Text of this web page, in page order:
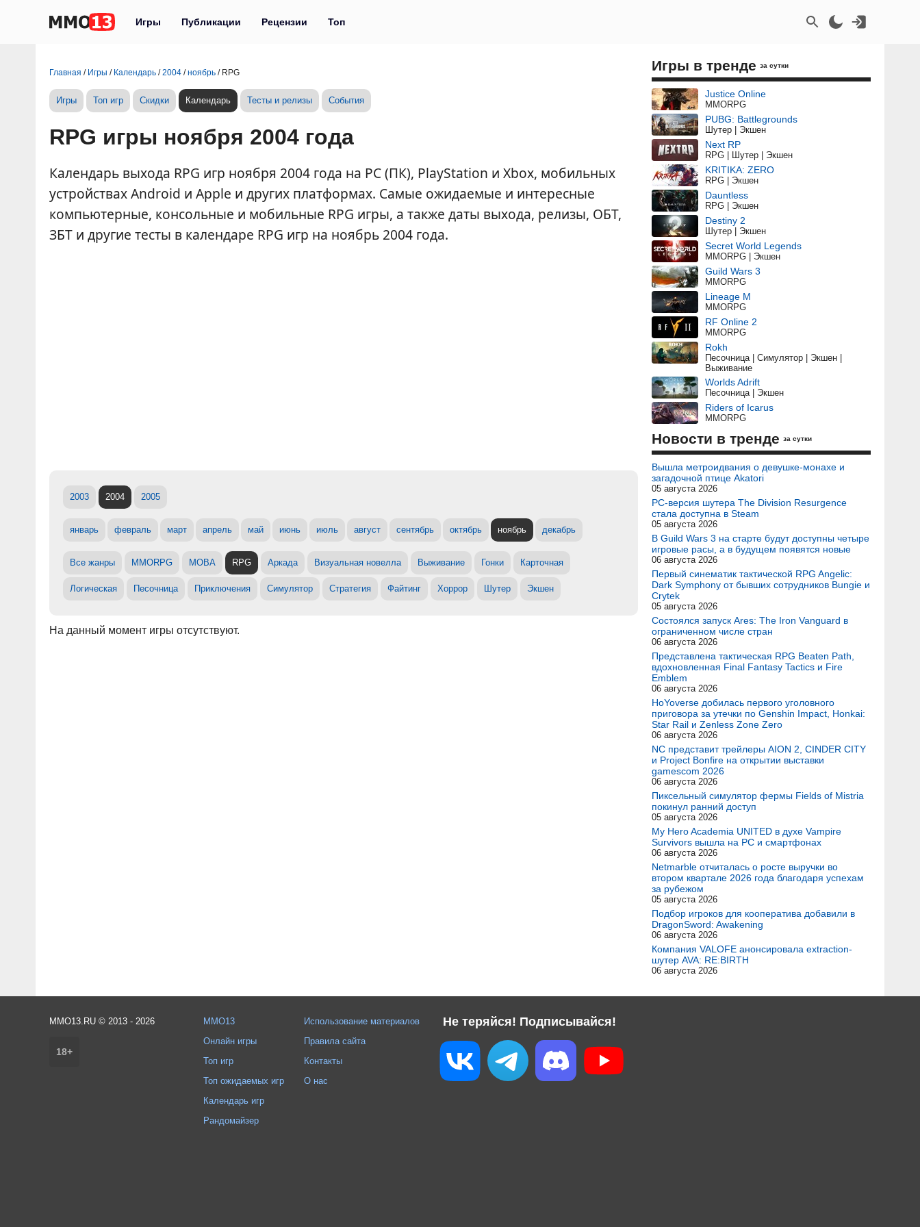
Игры Публикации Рецензии Топ
Главная / Игры / Календарь /2004 /ноябрь / RPG
Игры Топ игр Скидки Календарь Тесты и релизы События
RPG игры ноября 2004 года
Календарь выхода RPG игр ноября 2004 года на PC (ПК), PlayStation и Xbox, мобильных
устройствах Android и Apple и других платформах. Самые ожидаемые и интересные
компьютерные, консольные и мобильные RPG игры, а также даты выхода, релизы, ОБТ,
ЗБТ и другие тесты в календаре RPG игр на ноябрь 2004 года.
2003 2004 2005
январь февраль март апрель май июнь июль август сентябрь октябрь ноябрь декабрь
Все жанры MMORPG MOBA RPG Аркада Визуальная новелла Выживание Гонки Карточная
Логическая Песочница Приключения Симулятор Стратегия Файтинг Хоррор Шутер Экшен
На данный момент игры отсутствуют.
Игры в тренде за сутки
Justice Online
MMORPG
PUBG: Battlegrounds
Шутер | Экшен
Next RP
RPG | Шутер | Экшен
KRITIKA: ZERO
RPG | Экшен
Dauntless
RPG | Экшен
Destiny 2
Шутер | Экшен
Secret World Legends
MMORPG | Экшен
Guild Wars 3
MMORPG
Lineage M
MMORPG
RF Online 2
MMORPG
Rokh
Песочница | Симулятор | Экшен |
Выживание
Worlds Adrift
Песочница | Экшен
Riders of Icarus
MMORPG
Новости в тренде за сутки
Вышла метроидвания о девушке-монахе и
загадочной птице Akatori
05 августа 2026
PC-версия шутера The Division Resurgence
стала доступна в Steam
05 августа 2026
В Guild Wars 3 на старте будут доступны четыре
игровые расы, а в будущем появятся новые
06 августа 2026
Первый синематик тактической RPG Angelic:
Dark Symphony от бывших сотрудников Bungie и
Crytek
05 августа 2026
Состоялся запуск Ares: The Iron Vanguard в
ограниченном числе стран
06 августа 2026
Представлена тактическая RPG Beaten Path,
вдохновленная Final Fantasy Tactics и Fire
Emblem
06 августа 2026
HoYoverse добилась первого уголовного
приговора за утечки по Genshin Impact, Honkai:
Star Rail и Zenless Zone Zero
06 августа 2026
NC представит трейлеры AION 2, CINDER CITY
и Project Bonfire на открытии выставки
gamescom 2026
06 августа 2026
Пиксельный симулятор фермы Fields of Mistria
покинул ранний доступ
05 августа 2026
My Hero Academia UNITED в духе Vampire
Survivors вышла на PC и смартфонах
06 августа 2026
Netmarble отчиталась о росте выручки во
втором квартале 2026 года благодаря успехам
за рубежом
05 августа 2026
Подбор игроков для кооператива добавили в
DragonSword: Awakening
06 августа 2026
Компания VALOFE анонсировала extraction-
шутер AVA: RE:BIRTH
06 августа 2026
Не теряйся! Подписывайся!
MMO13.RU © 2013 - 2026
18+
MMO13
Онлайн игры
Топ игр
Топ ожидаемых игр
Календарь игр
Рандомайзер
Использование материалов
Правила сайта
Контакты
О нас